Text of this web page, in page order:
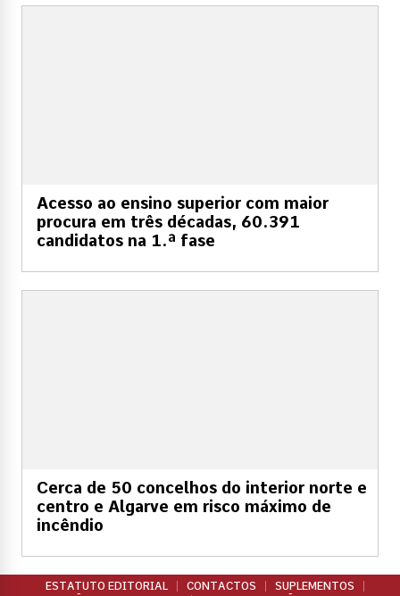
Acesso ao ensino superior com maior
procura em três décadas, 60.391
candidatos na 1.ª fase
Cerca de 50 concelhos do interior norte e
centro e Algarve em risco máximo de
incêndio
ESTATUTO EDITORIAL CONTACTOS
SUPLEMENTOS